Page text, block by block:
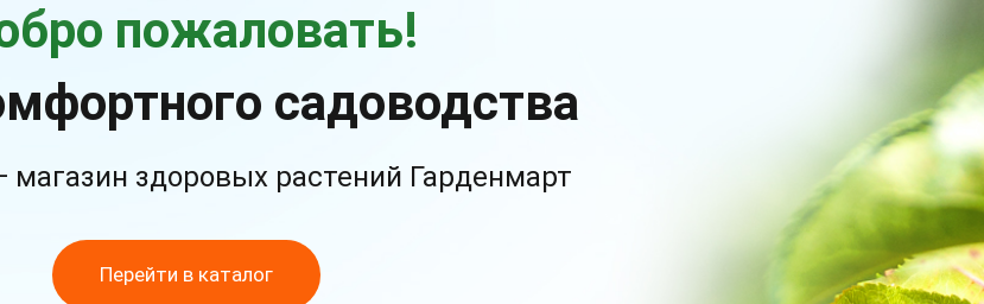
пожаловать!
садоводства
здоровых растений Гарденмарт
Перейти в каталог